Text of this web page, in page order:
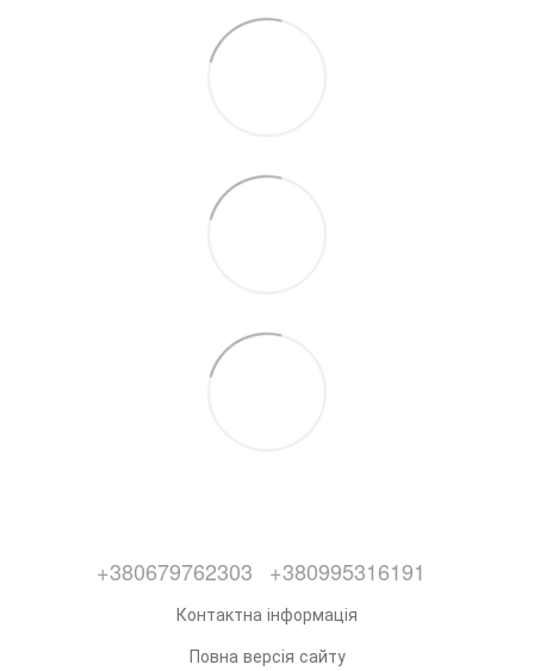
+380679762303 +380995316191
Контактна інформація
Повна версія сайту